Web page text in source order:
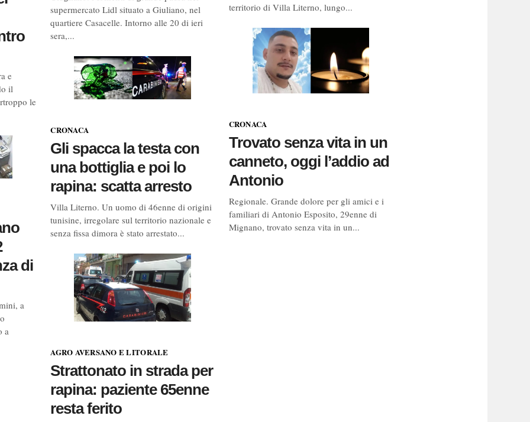
e
il
le
di
a
a
supermercato Lidl situato a Giuliano, nel
quartiere Casacelle. Intorno alle 20 di ieri
sera,...
CRONACA
Gli spacca la testa con
una bottiglia e poi lo
rapina: scatta arresto
Villa Literno. Un uomo di 46enne di origini
tunisine, irregolare sul territorio nazionale e
senza fissa dimora è stato arrestato...
AGRO AVERSANO E LITORALE
Strattonato in strada per
rapina: paziente 65enne
resta ferito
territorio di Villa Literno, lungo...
CRONACA
Trovato senza vita in un
canneto, oggi l’addio ad
Antonio
Regionale. Grande dolore per gli amici e i
familiari di Antonio Esposito, 29enne di
Mignano, trovato senza vita in un...